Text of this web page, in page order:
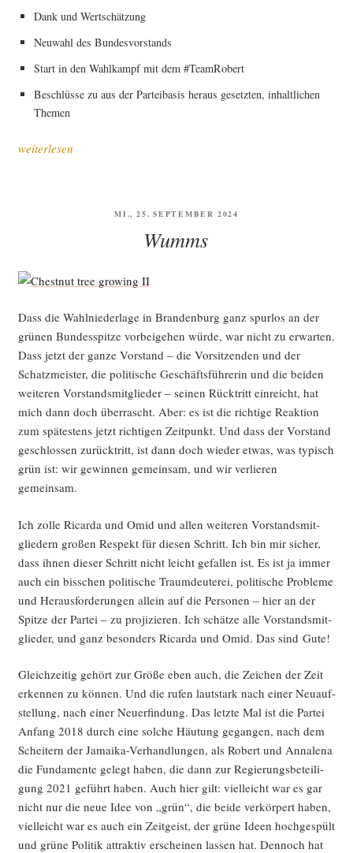
Dank und Wertschätzung
Neu­wahl des Bundesvorstands
Start in den Wahl­kampf mit dem #Team­Ro­bert
Beschlüs­se zu aus der Par­tei­ba­sis her­aus gesetz­ten, inhalt­li­chen
Themen
„Neu­
weiterlesen
VERÖFFENTLICHT
MI., 25. SEPTEMBER 2024
Wumms
Dass die Wahl­nie­der­la­ge in Bran­den­burg ganz spur­los an der
grü­nen Bun­des­spit­ze vor­bei­ge­hen wür­de, war nicht zu erwar­ten.
Dass jetzt der gan­ze Vor­stand – die Vor­sit­zen­den und der
Schatz­meis­ter, die poli­ti­sche Geschäfts­füh­re­rin und die bei­den
wei­te­ren Vor­stands­mit­glie­der – sei­nen Rück­tritt ein­reicht, hat
mich dann doch über­rascht. Aber: es ist die rich­ti­ge Reak­ti­on
zum spä­tes­tens jetzt rich­ti­gen Zeit­punkt. Und dass der Vor­stand
geschlos­sen zurück­tritt, ist dann doch wie­der etwas, was typisch
grün ist: wir gewin­nen gemein­sam, und wir ver­lie­ren
gemeinsam.
Ich zol­le Ricar­da und Omid und allen wei­te­ren Vor­stands­mit­
glie­dern gro­ßen Respekt für die­sen Schritt. Ich bin mir sicher,
dass ihnen die­ser Schritt nicht leicht gefal­len ist. Es ist ja immer
auch ein biss­chen poli­ti­sche Traum­deu­te­rei, poli­ti­sche Pro­ble­me
und Her­aus­for­de­run­gen allein auf die Per­so­nen – hier an der
Spit­ze der Par­tei – zu pro­ji­zie­ren. Ich schät­ze alle Vor­stands­mit­
glie­der, und ganz beson­ders Ricar­da und Omid. Das sind Gute!
Gleich­zei­tig gehört zur Grö­ße eben auch, die Zei­chen der Zeit
erken­nen zu kön­nen. Und die rufen laut­stark nach einer Neu­auf­
stel­lung, nach einer Neu­erfin­dung. Das letz­te Mal ist die Par­tei
Anfang 2018 durch eine sol­che Häu­tung gegan­gen, nach dem
Schei­tern der Jamai­ka-Ver­hand­lun­gen, als Robert und Anna­le­na
die Fun­da­men­te gelegt haben, die dann zur Regie­rungs­be­tei­li­
gung 2021 geführt haben. Auch hier gilt: viel­leicht war es gar
nicht nur die neue Idee von „grün“, die bei­de ver­kör­pert haben,
viel­leicht war es auch ein Zeit­geist, der grü­ne Ideen hoch­ge­spült
und grü­ne Poli­tik attrak­tiv erschei­nen las­sen hat. Den­noch hat